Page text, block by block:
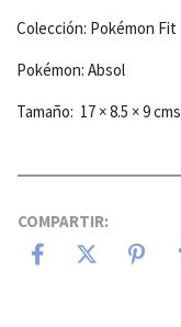
Colección: Pokémon Fit
Pokémon: Absol
Tamaño: 17 × 8.5 × 9 cms
COMPARTIR: